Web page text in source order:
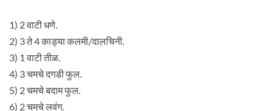
1) 2 वाटी धणे.
2) 3 ते 4 काड्या कलमी/दालचिनी.
3) 1 वाटी तीळ.
4) 3 चमचे दगडी फुल.
5) 2 चमचे बदाम फुल.
6) 2 चमचे लवंग.